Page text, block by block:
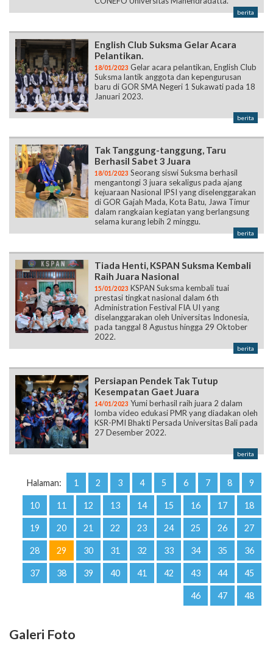
berita
English Club Suksma Gelar Acara
Pelantikan.
18/01/2023 Gelar acara pelantikan, English Club
Suksma lantik anggota dan kepengurusan
baru di GOR SMA Negeri 1 Sukawati pada 18
Januari 2023.
berita
Tak Tanggung-tanggung, Taru
Berhasil Sabet 3 Juara
18/01/2023 Seorang siswi Suksma berhasil
mengantongi 3 juara sekaligus pada ajang
kejuaraan Nasional IPSI yang diselenggarakan
di GOR Gajah Mada, Kota Batu, Jawa Timur
dalam rangkaian kegiatan yang berlangsung
selama kurang lebih 2 minggu.
berita
Tiada Henti, KSPAN Suksma Kembali
Raih Juara Nasional
15/01/2023 KSPAN Suksma kembali tuai
prestasi tingkat nasional dalam 6th
Administration Festival FIA UI yang
diselanggarakan oleh Universitas Indonesia,
pada tanggal 8 Agustus hingga 29 Oktober
2022.
berita
Persiapan Pendek Tak Tutup
Kesempatan Gaet Juara
14/01/2023 Yumi berhasil raih juara 2 dalam
lomba video edukasi PMR yang diadakan oleh
KSR-PMI Bhakti Persada Universitas Bali pada
27 Desember 2022.
berita
Halaman: 1 2 3 4 5 6 7 8 9
10 11 12 13 14 15 16 17 18
19 20 21 22 23 24 25 26 27
28 29 30 31 32 33 34 35 36
37 38 39 40 41 42 43 44 45
46 47 48
Galeri Foto